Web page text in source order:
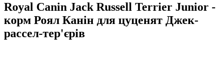
Royal Canin Jack Russell Terrier Junior -
корм Роял Канін для цуценят Джек-
рассел-тер'єрів